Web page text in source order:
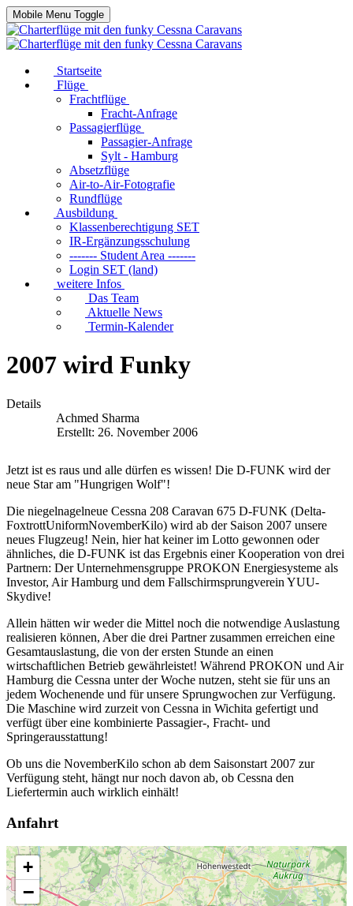
Mobile Menu Toggle
Startseite
Flüge
Frachtflüge
Fracht-Anfrage
Passagierflüge
Passagier-Anfrage
Sylt - Hamburg
Absetzflüge
Air-to-Air-Fotografie
Rundflüge
Ausbildung
Klassenberechtigung SET
IR-Ergänzungsschulung
------- Student Area -------
Login SET (land)
weitere Infos
Das Team
Aktuelle News
Termin-Kalender
2007 wird Funky
Details
Achmed Sharma
Erstellt: 26. November 2006
Jetzt ist es raus und alle dürfen es wissen! Die D-FUNK wird der
neue Star am "Hungrigen Wolf"!
Die niegelnagelneue Cessna 208 Caravan 675 D-FUNK (Delta-
FoxtrottUniformNovemberKilo) wird ab der Saison 2007 unsere
neues Flugzeug! Nein, hier hat keiner im Lotto gewonnen oder
ähnliches, die D-FUNK ist das Ergebnis einer Kooperation von drei
Partnern: Der Unternehmensgruppe PROKON Energiesysteme als
Investor, Air Hamburg und dem Fallschirmsprungverein YUU-
Skydive!
Allein hätten wir weder die Mittel noch die notwendige Auslastung
realisieren können, Aber die drei Partner zusammen erreichen eine
Gesamtauslastung, die von der ersten Stunde an einen
wirtschaftlichen Betrieb gewährleistet! Während PROKON und Air
Hamburg die Cessna unter der Woche nutzen, steht sie für uns an
jedem Wochenende und für unsere Sprungwochen zur Verfügung.
Die Maschine wird zurzeit von Cessna in Wichita gefertigt und
verfügt über eine kombinierte Passagier-, Fracht- und
Springerausstattung!
Ob uns die NovemberKilo schon ab dem Saisonstart 2007 zur
Verfügung steht, hängt nur noch davon ab, ob Cessna den
Liefertermin auch wirklich einhält!
Anfahrt
+
−